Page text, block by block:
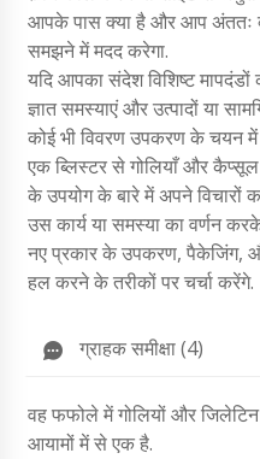
आपके पास क्या है और आप अंततः
समझने में मदद करेगा.
यदि आपका संदेश विशिष्ट
ज्ञात समस्याएं और उत्पादों या
कोई भी विवरण उपकरण के चयन में
एक ब्लिस्टर से गोलियाँ और
के उपयोग के बारे में अपने विचारों
उस कार्य या समस्या का वर्णन
नए प्रकार के उपकरण, पैकेजिंग,
हल करने के तरीकों पर चर्चा करेंगे.
ग्राहक समीक्षा (4)
वह फफोले में गोलियों और
आयामों में से एक है.